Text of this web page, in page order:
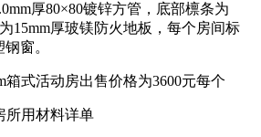
厚80×80镀锌方管，底部檩条为
15mm厚玻镁防火地板，每个房间标
窗。
箱式活动房出售价格为3600元每个
所用材料详单